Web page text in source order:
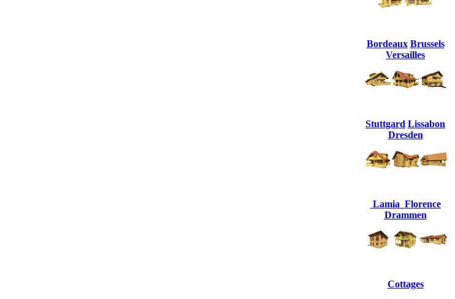
Bordeaux Brussels
Versailles
Stuttgard Lissabon
Dresden
Lamia Florence
Drammen
Cottages